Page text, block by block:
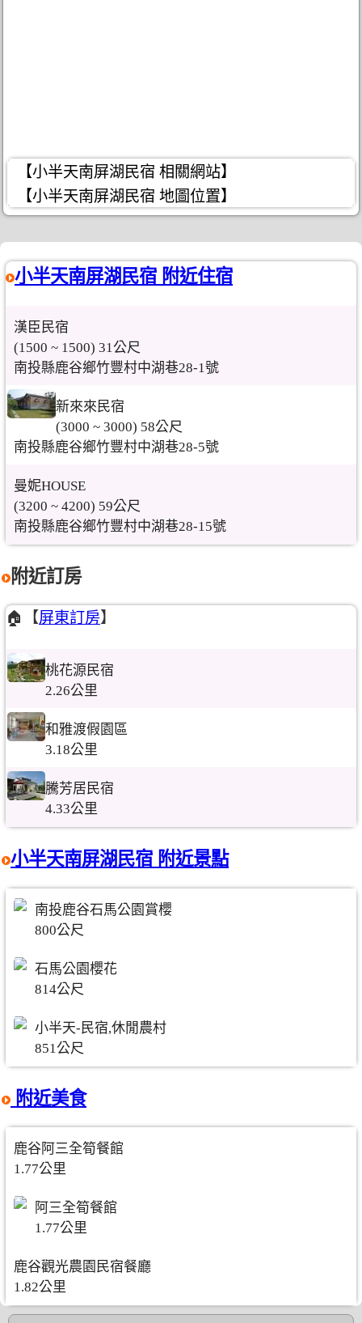
【小半天南屏湖民宿 相關網站】
【小半天南屏湖民宿 地圖位置】
小半天南屏湖民宿 附近住宿
漢臣民宿
(1500 ~ 1500) 31公尺
南投縣鹿谷鄉竹豐村中湖巷28-1號
新來來民宿
(3000 ~ 3000) 58公尺
南投縣鹿谷鄉竹豐村中湖巷28-5號
曼妮HOUSE
(3200 ~ 4200) 59公尺
南投縣鹿谷鄉竹豐村中湖巷28-15號
附近訂房
🏠【屏東訂房】
桃花源民宿
2.26公里
和雅渡假園區
3.18公里
騰芳居民宿
4.33公里
小半天南屏湖民宿 附近景點
南投鹿谷石馬公園賞櫻
800公尺
石馬公園櫻花
814公尺
小半天-民宿,休閒農村
851公尺
附近美食
鹿谷阿三全筍餐館
1.77公里
阿三全筍餐館
1.77公里
鹿谷觀光農園民宿餐廳
1.82公里